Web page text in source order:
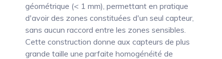
géométrique (< 1 mm), permettant en pratique
d'avoir des zones constituées d'un seul capteur,
sans aucun raccord entre les zones sensibles.
Cette construction donne aux capteurs de plus
grande taille une parfaite homogénéité de